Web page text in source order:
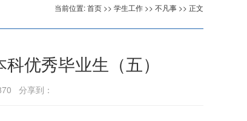
当前位置:首页 >> 学生工作 >> 不凡事 >> 正文
优秀毕业生（五）
分享到：